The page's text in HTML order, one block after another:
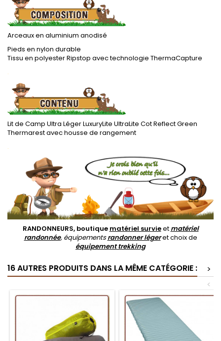
Arceaux en aluminium anodisé
Pieds en nylon durable
Tissu en polyester Ripstop avec technologie ThermaCapture
.
Lit de Camp Ultra Léger LuxuryLite UltraLite Cot Reflect Green
Thermarest avec housse de rangement
.
RANDONNEURS, boutique matériel survieet matériel
randonnée, équipementsrandonner légeret choix de
équipement trekking
16 AUTRES PRODUITS DANS LA MÊME CATÉGORIE :
>
<